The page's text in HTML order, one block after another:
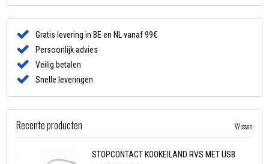
Gratis levering in BE en NL vanaf 99€
Persoonlijk advies
Veilig betalen
Snelle leveringen
Recente producten Wissen
STOPCONTACT KOOKEILAND RVS MET USB